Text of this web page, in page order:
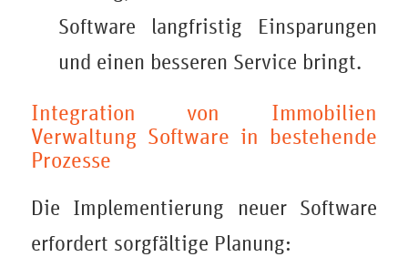
Software langfristig Einsparungen
und einen besseren Service bringt.
Integration von Immobilien
Verwaltung Software in bestehende
Prozesse
Die Implementierung neuer Software
erfordert sorgfältige Planung: